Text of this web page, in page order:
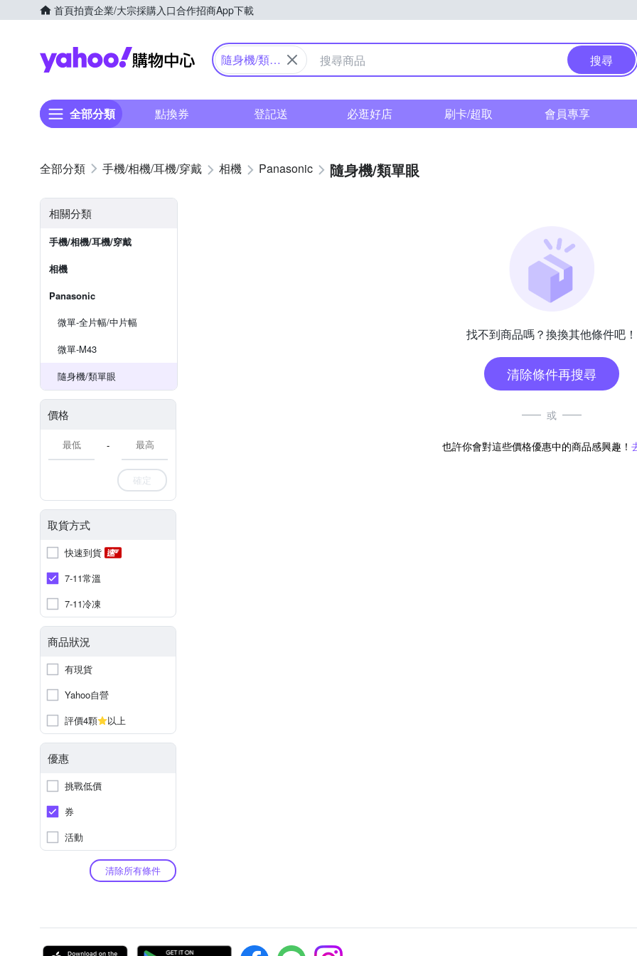
首頁拍賣企業/大宗採購入口合作招商App下載
Yahoo購物中心
隨身機/類單
搜尋
全部分類 點換券 登記送 必逛好店 刷卡/超取 會員專享
手機/相機/耳機/穿戴 相機 Panasonic 隨身機/類單眼
相關分類
手機/相機/耳機/穿戴
相機
Panasonic
微單-全片幅/中片幅
微單-M43
隨身機/類單眼
價格
-
確定
取貨方式
快速到貨
7-11常溫
7-11冷凍
商品狀況
有現貨
Yahoo自營
評價4顆
以上
優惠
挑戰低價
券
活動
清除所有條件
找不到商品嗎？換換其他條件吧！
清除條件再搜尋
或
也許你會對這些價格優惠中的商品感興趣！